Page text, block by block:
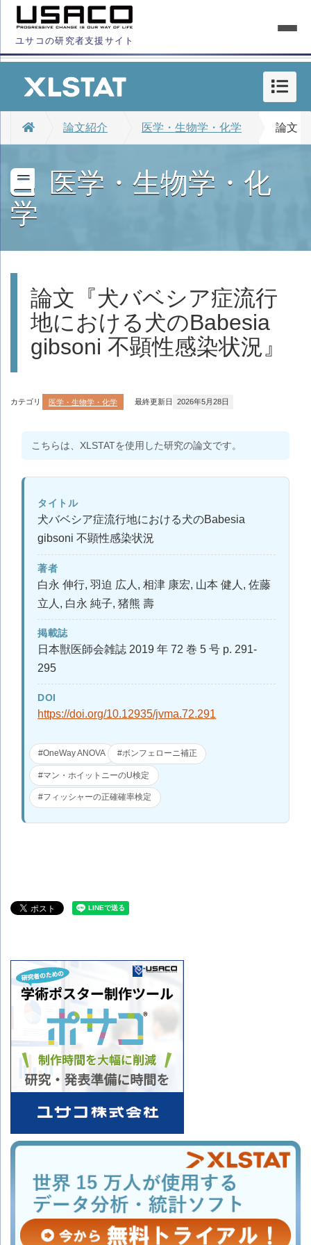
ユサコの研究者支援サイト
論文紹介 医学・生物学・化学 論文
医学・生物学・化
学
論文『犬バベシア症流行
地における犬のBabesia
gibsoni 不顕性感染状況』
カテゴリ 医学・生物学・化学 最終更新日 2026年5月28日
こちらは、XLSTATを使用した研究の論文です。
タイトル
犬バベシア症流行地における犬のBabesia
gibsoni 不顕性感染状況
著者
白永 伸行, 羽迫 広人, 相津 康宏, 山本 健人, 佐藤
立人, 白永 純子, 猪熊 壽
掲載誌
日本獣医師会雑誌 2019 年 72 巻 5 号 p. 291-
295
DOI
https://doi.org/10.12935/jvma.72.291
#OneWay ANOVA #ボンフェローニ補正
#マン・ホイットニーのU検定
#フィッシャーの正確確率検定